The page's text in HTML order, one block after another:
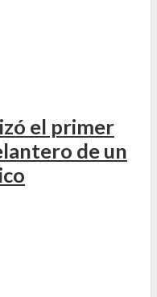
el primer
de un